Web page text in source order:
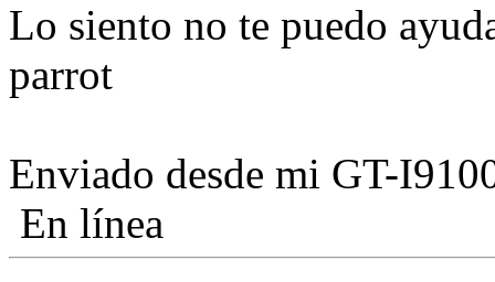
Lo siento no te puedo
parrot
Enviado desde mi GT-
En línea